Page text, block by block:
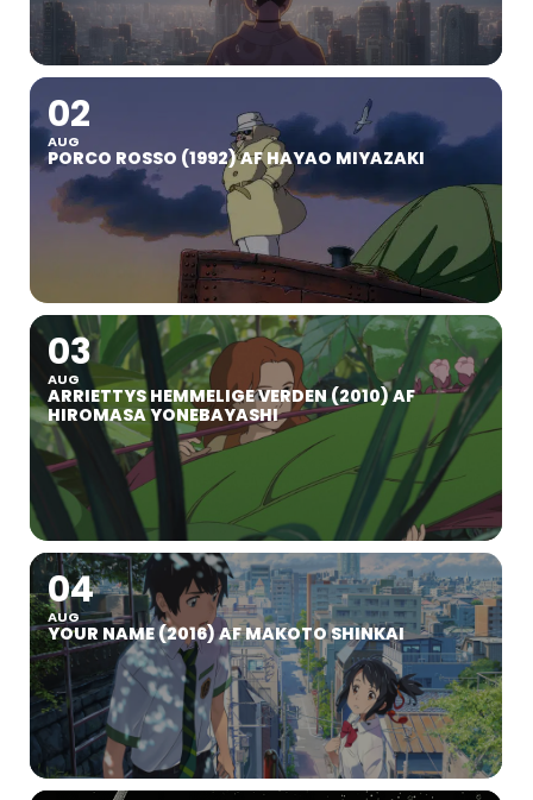
02
AUG
PORCO ROSSO (1992) AF HAYAO MIYAZAKI
03
AUG
ARRIETTYS HEMMELIGE VERDEN (2010) AF
HIROMASA YONEBAYASHI
04
AUG
YOUR NAME (2016) AF MAKOTO SHINKAI